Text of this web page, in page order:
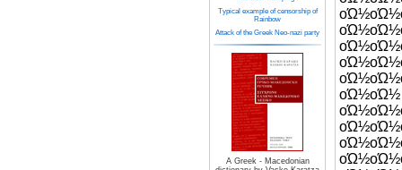
Typical example of censorship of
Rainbow
Attack of the Greek Neo-nazi party
A Greek - Macedonian